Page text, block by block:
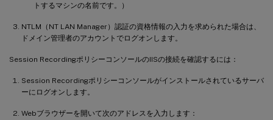
トするマシンの名前です。）
NTLM（NT LAN Manager）認証の資格情報の入力を求められた場合は、
ドメイン管理者のアカウントでログオンします。
Session RecordingポリシーコンソールのIISの接続を確認するには：
Session Recordingポリシーコンソールがインストールされているサーバ
ーにログオンします。
Webブラウザーを開いて次のアドレスを入力します：